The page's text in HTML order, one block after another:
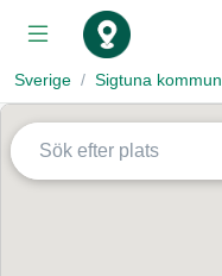
Sverige Sigtuna kommun